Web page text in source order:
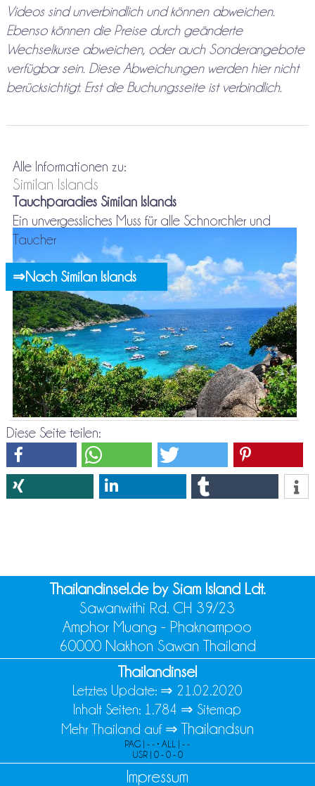
Videos sind unverbindlich und können abweichen.
Ebenso können die Preise durch geänderte
Wechselkurse abweichen, oder auch Sonderangebote
verfügbar sein. Diese Abweichungen werden hier nicht
berücksichtigt. Erst die Buchungsseite ist verbindlich.
Alle Informationen zu:
Similan Islands
Tauchparadies Similan Islands
Ein unvergessliches Muss für alle Schnorchler und
Taucher
⇒Nach Similan Islands
Diese Seite teilen:
Thailandinsel.de by Siam Island Ldt.
Sawanwithi Rd. CH 39/23
Amphor Muang - Phaknampoo
60000 Nakhon Sawan Thailand
Thailandinsel
Letztes Update: ⇒ 21.02.2020
Inhalt Seiten: 1.784 ⇒ Sitemap
Mehr Thailand auf ⇒ Thailandsun
PAG | - - • ALL | - -
USR | 0 - 0 - 0
Impressum